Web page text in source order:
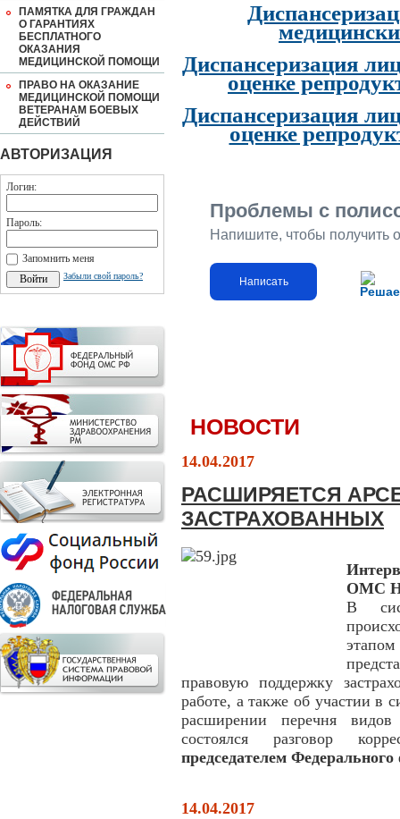
ПАМЯТКА ДЛЯ ГРАЖДАН
О ГАРАНТИЯХ
БЕСПЛАТНОГО
ОКАЗАНИЯ
МЕДИЦИНСКОЙ ПОМОЩИ
ПРАВО НА ОКАЗАНИЕ
МЕДИЦИНСКОЙ ПОМОЩИ
ВЕТЕРАНАМ БОЕВЫХ
ДЕЙСТВИЙ
АВТОРИЗАЦИЯ
Логин:
Пароль:
Запомнить меня
Забыли свой пароль?
Диспансеризация
оценке
Диспансеризация
оценке
Проблемы с
Напишите, чтобы получить
Написать
НОВОСТИ
14.04.2017
РАСШИРЯЕТСЯ
ЗАСТРАХОВАННЫХ
ОМС
В
правовую поддержку
работе, а также об участии в
расширении перечня видов
состоялся разговор
председателем
14.04.2017